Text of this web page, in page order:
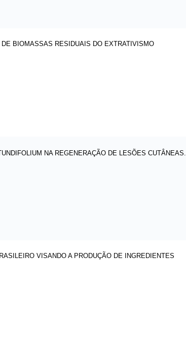
BIOMASSAS RESIDUAIS DO EXTRATIVISMO
NA REGENERAÇÃO DE LESÕES CUTÂNEAS.
VISANDO A PRODUÇÃO DE INGREDIENTES